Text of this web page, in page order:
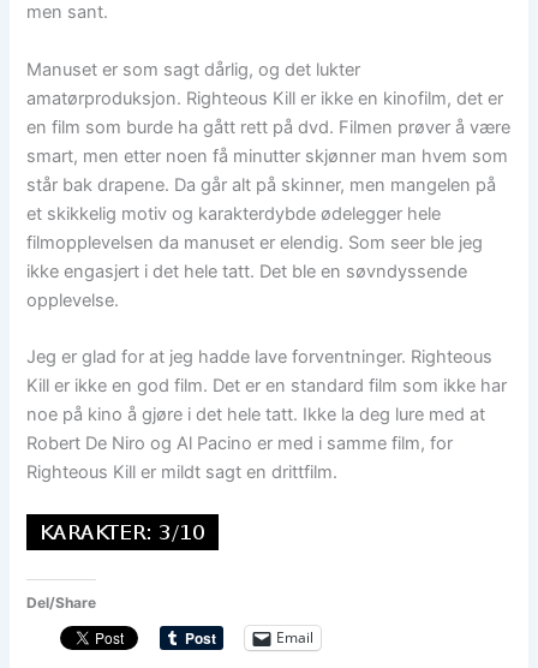
men sant.
Manuset er som sagt dårlig, og det lukter
amatørproduksjon. Righteous Kill er ikke en kinofilm, det er
en film som burde ha gått rett på dvd. Filmen prøver å være
smart, men etter noen få minutter skjønner man hvem som
står bak drapene. Da går alt på skinner, men mangelen på
et skikkelig motiv og karakterdybde ødelegger hele
filmopplevelsen da manuset er elendig. Som seer ble jeg
ikke engasjert i det hele tatt. Det ble en søvndyssende
opplevelse.
Jeg er glad for at jeg hadde lave forventninger. Righteous
Kill er ikke en god film. Det er en standard film som ikke har
noe på kino å gjøre i det hele tatt. Ikke la deg lure med at
Robert De Niro og Al Pacino er med i samme film, for
Righteous Kill er mildt sagt en drittfilm.
Del/Share
Email